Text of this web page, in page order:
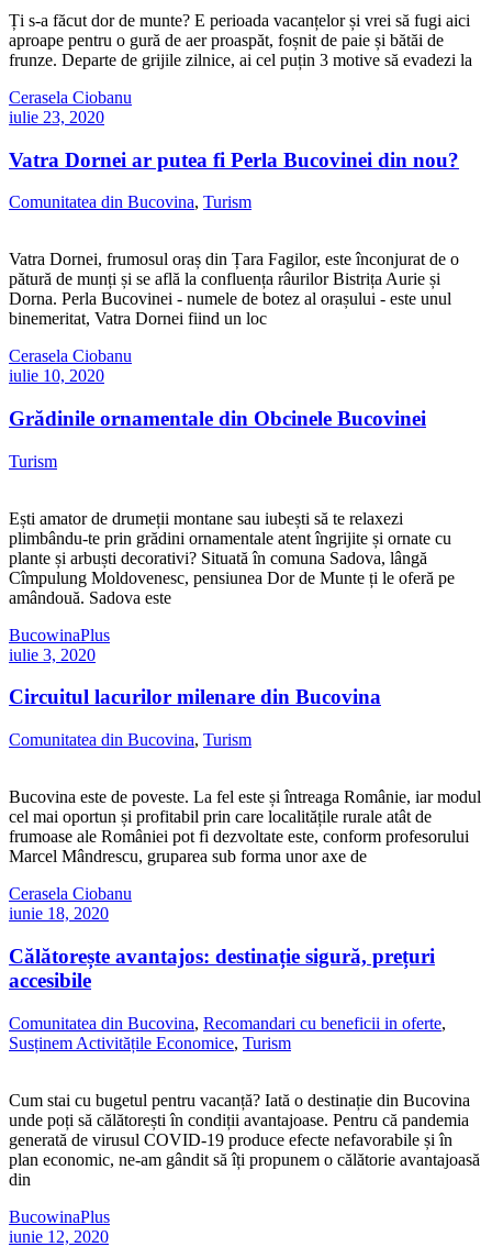
Ți s-a făcut dor de munte? E perioada vacanțelor și vrei să fugi aici
aproape pentru o gură de aer proaspăt, foșnit de paie și bătăi de
frunze. Departe de grijile zilnice, ai cel puțin 3 motive să evadezi la
Cerasela Ciobanu
iulie 23, 2020
Vatra Dornei ar putea fi Perla Bucovinei din nou?
Comunitatea din Bucovina, Turism
Vatra Dornei, frumosul oraș din Țara Fagilor, este înconjurat de o
pătură de munți și se află la confluența râurilor Bistrița Aurie și
Dorna. Perla Bucovinei - numele de botez al orașului - este unul
binemeritat, Vatra Dornei fiind un loc
Cerasela Ciobanu
iulie 10, 2020
Grădinile ornamentale din Obcinele Bucovinei
Turism
Ești amator de drumeții montane sau iubești să te relaxezi
plimbându-te prin grădini ornamentale atent îngrijite și ornate cu
plante și arbuști decorativi? Situată în comuna Sadova, lângă
Cîmpulung Moldovenesc, pensiunea Dor de Munte ți le oferă pe
amândouă. Sadova este
BucowinaPlus
iulie 3, 2020
Circuitul lacurilor milenare din Bucovina
Comunitatea din Bucovina, Turism
Bucovina este de poveste. La fel este și întreaga Românie, iar modul
cel mai oportun și profitabil prin care localitățile rurale atât de
frumoase ale României pot fi dezvoltate este, conform profesorului
Marcel Mândrescu, gruparea sub forma unor axe de
Cerasela Ciobanu
iunie 18, 2020
Călătorește avantajos: destinație sigură, prețuri
accesibile
Comunitatea din Bucovina, Recomandari cu beneficii in oferte,
Susținem Activitățile Economice, Turism
Cum stai cu bugetul pentru vacanță? Iată o destinație din Bucovina
unde poți să călătorești în condiții avantajoase. Pentru că pandemia
generată de virusul COVID-19 produce efecte nefavorabile și în
plan economic, ne-am gândit să îți propunem o călătorie avantajoasă
din
BucowinaPlus
iunie 12, 2020